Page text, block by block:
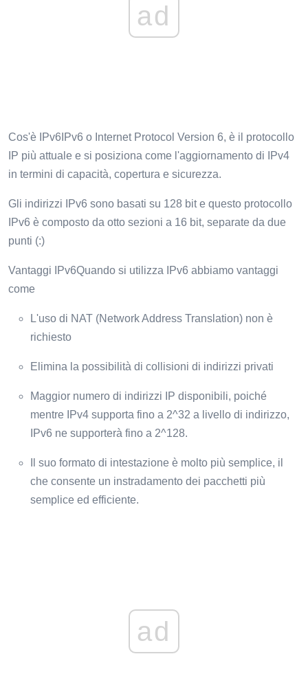
ad
Cos'è IPv6IPv6 o Internet Protocol Version 6, è il protocollo
IP più attuale e si posiziona come l'aggiornamento di IPv4
in termini di capacità, copertura e sicurezza.
Gli indirizzi IPv6 sono basati su 128 bit e questo protocollo
IPv6 è composto da otto sezioni a 16 bit, separate da due
punti (:)
Vantaggi IPv6Quando si utilizza IPv6 abbiamo vantaggi
come
L'uso di NAT (Network Address Translation) non è
richiesto
Elimina la possibilità di collisioni di indirizzi privati
Maggior numero di indirizzi IP disponibili, poiché
mentre IPv4 supporta fino a 2^32 a livello di indirizzo,
IPv6 ne supporterà fino a 2^128.
Il suo formato di intestazione è molto più semplice, il
che consente un instradamento dei pacchetti più
semplice ed efficiente.
ad